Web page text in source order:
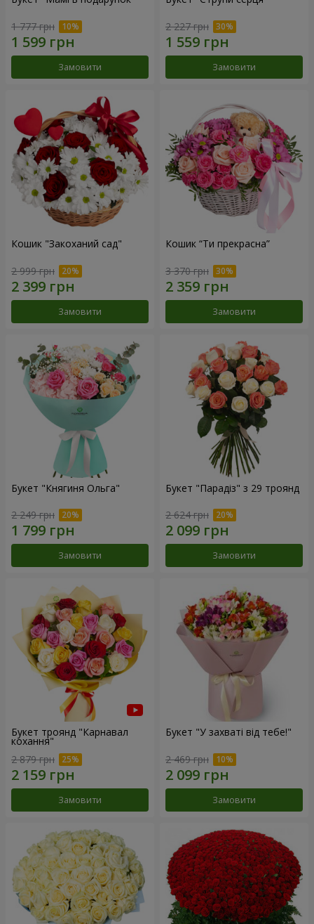
1 777 грн
Замовити
2 227 грн
Замовити
Кошик "Закоханий сад"
2 999 грн
Замовити
Кошик “Ти прекрасна”
3 370 грн
Замовити
Букет "Княгиня Ольга"
2 249 грн
Замовити
Букет "Парадіз" з 29 троянд
2 624 грн
Замовити
Букет троянд "Карнавал
кохання"
2 879 грн
Замовити
Букет "У захваті від тебе!"
2 469 грн
Замовити